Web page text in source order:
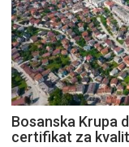
Bosanska Krupa
certifikat za